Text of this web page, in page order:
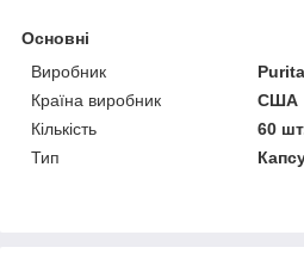
Основні
Виробник
Країна виробник
США
Кількість
60
Тип